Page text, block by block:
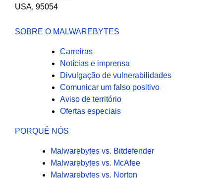
USA, 95054
SOBRE O MALWAREBYTES
Carreiras
Notícias e imprensa
Divulgação de vulnerabilidades
Comunicar um falso positivo
Aviso de território
Ofertas especiais
PORQUÊ NÓS
Malwarebytes vs. Bitdefender
Malwarebytes vs. McAfee
Malwarebytes vs. Norton